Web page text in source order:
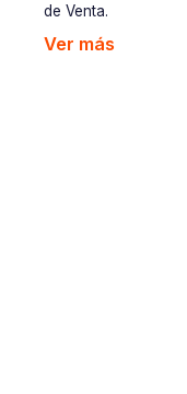
de Venta.
Ver más